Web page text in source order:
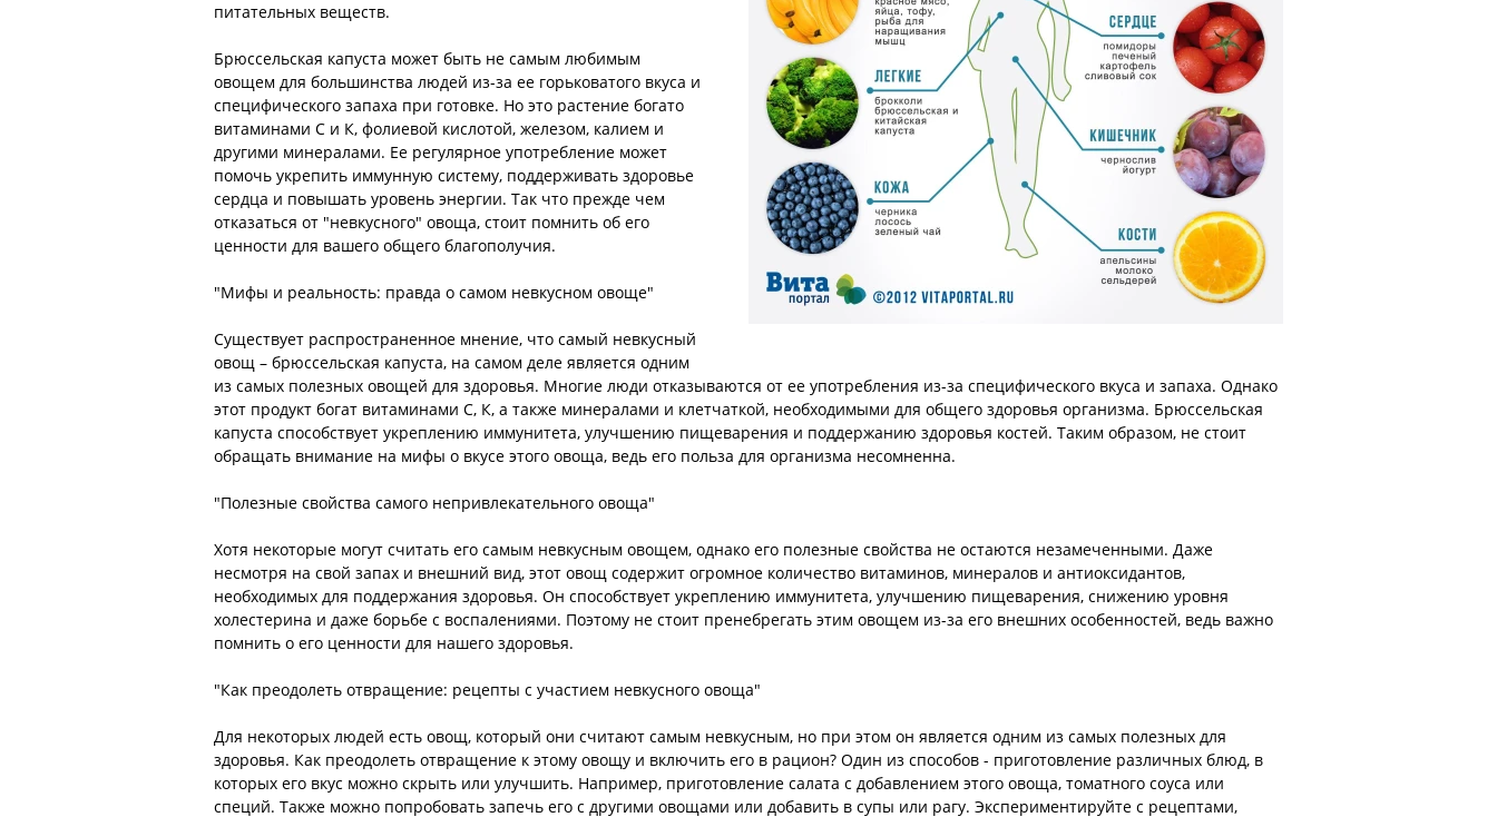
питательных веществ.
Брюссельская капуста может быть не самым любимым
овощем для большинства людей из-за ее горьковатого вкуса и
специфического запаха при готовке. Но это растение богато
витаминами С и К, фолиевой кислотой, железом, калием и
другими минералами. Ее регулярное употребление может
помочь укрепить иммунную систему, поддерживать здоровье
сердца и повышать уровень энергии. Так что прежде чем
отказаться от "невкусного" овоща, стоит помнить об его
ценности для вашего общего благополучия.
"Мифы и реальность: правда о самом невкусном овоще"
Существует распространенное мнение, что самый невкусный
овощ – брюссельская капуста, на самом деле является одним
из самых полезных овощей для здоровья. Многие люди отказываются от ее употребления из-за специфического вкуса и запаха. Однако
этот продукт богат витаминами С, К, а также минералами и клетчаткой, необходимыми для общего здоровья организма. Брюссельская
капуста способствует укреплению иммунитета, улучшению пищеварения и поддержанию здоровья костей. Таким образом, не стоит
обращать внимание на мифы о вкусе этого овоща, ведь его польза для организма несомненна.
"Полезные свойства самого непривлекательного овоща"
Хотя некоторые могут считать его самым невкусным овощем, однако его полезные свойства не остаются незамеченными. Даже
несмотря на свой запах и внешний вид, этот овощ содержит огромное количество витаминов, минералов и антиоксидантов,
необходимых для поддержания здоровья. Он способствует укреплению иммунитета, улучшению пищеварения, снижению уровня
холестерина и даже борьбе с воспалениями. Поэтому не стоит пренебрегать этим овощем из-за его внешних особенностей, ведь важно
помнить о его ценности для нашего здоровья.
"Как преодолеть отвращение: рецепты с участием невкусного овоща"
Для некоторых людей есть овощ, который они считают самым невкусным, но при этом он является одним из самых полезных для
здоровья. Как преодолеть отвращение к этому овощу и включить его в рацион? Один из способов - приготовление различных блюд, в
которых его вкус можно скрыть или улучшить. Например, приготовление салата с добавлением этого овоща, томатного соуса или
специй. Также можно попробовать запечь его с другими овощами или добавить в супы или рагу. Экспериментируйте с рецептами,